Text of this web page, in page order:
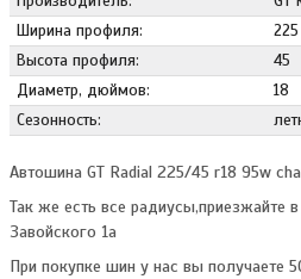
Ширина профиля:
225
Высота профиля:
45
Диаметр, дюймов:
18
Сезонность:
Автошина GT Radial 225/45 r18 95w
Так же есть все радиусы,приезжайте
Завойского 1а
При покупке шин у нас вы получаете